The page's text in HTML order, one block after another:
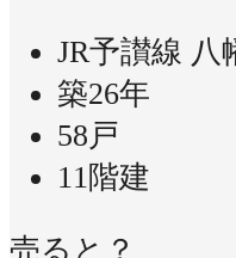
JR予讃線 八
築26年
58戸
11階建
売ると？